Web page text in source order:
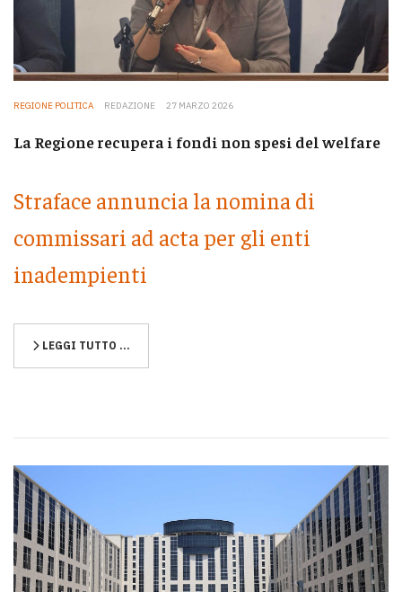
REGIONE POLITICA REDAZIONE 27 MARZO 2026
La Regione recupera i fondi non spesi del welfare
Straface annuncia la nomina di
commissari ad acta per gli enti
inadempienti
LEGGI TUTTO …